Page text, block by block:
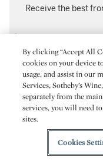
Receive the best
FIRST NAME
LAST NAME
By clicking “Accept All
cookies on your device
usage, and assist in our
Services, Sotheby’s
separately from the
services, you will need
sites.
Cookies